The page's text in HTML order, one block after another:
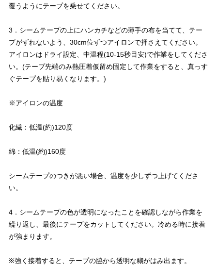
覆うようにテープを乗せてください。
3．シームテープの上にハンカチなどの薄手の布を当てて、テー
プがずれないよう、30cm位ずつアイロンで押さえてください。
アイロンはドライ設定、中温程(10-15秒目安)で作業をしてくださ
い。(テープ先端のみ熱圧着仮留め固定して作業をすると、真っす
ぐテープを貼り易くなります。)
※アイロンの温度
化繊：低温(約)120度
綿：低温(約)160度
シームテープのつきが悪い場合、温度を少しずつ上げてくださ
い。
4．シームテープの色が透明になったことを確認しながら作業を
繰り返し、最後にテープをカットしてください。冷める時に接着
が強まります。
※強く接着すると、テープの脇から透明な糊がはみ出ます。